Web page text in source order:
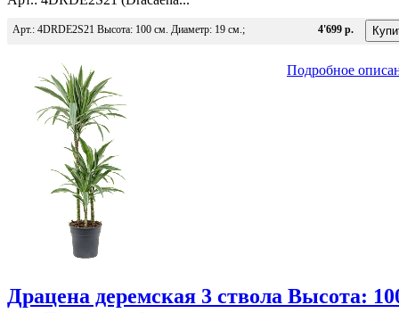
Арт.: 4DRDE2S21 Высота: 100 см. Диаметр: 19 см.; 4'699 р.
Подробное
Драцена деремская 3 ствола Высота: